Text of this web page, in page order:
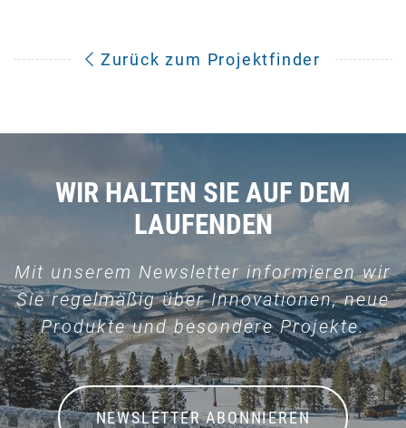
Zurück zum Projektfinder
WIR HALTEN SIE AUF DEM
LAUFENDEN
Mit unserem Newsletter informieren wir
Sie regelmäßig über Innovationen, neue
Produkte und besondere Projekte.
NEWSLETTER ABONNIEREN